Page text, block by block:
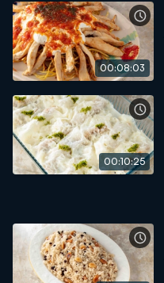
00:08:03
00:10:25